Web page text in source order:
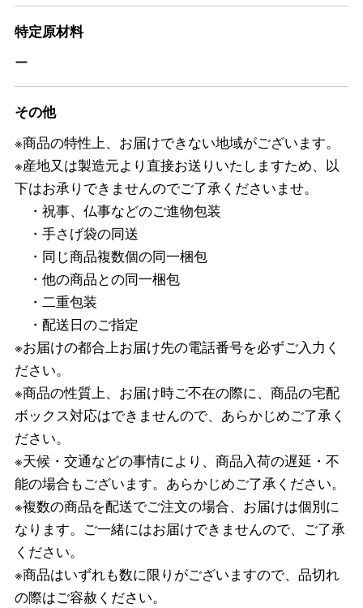
特定原材料
ー
その他
※商品の特性上、お届けできない地域がございます。
※産地又は製造元より直接お送りいたしますため、以
下はお承りできませんのでご了承くださいませ。
・祝事、仏事などのご進物包装
・手さげ袋の同送
・同じ商品複数個の同一梱包
・他の商品との同一梱包
・二重包装
・配送日のご指定
※お届けの都合上お届け先の電話番号を必ずご入力く
ださい。
※商品の性質上、お届け時ご不在の際に、商品の宅配
ボックス対応はできませんので、あらかじめご了承く
ださい。
※天候・交通などの事情により、商品入荷の遅延・不
能の場合もございます。あらかじめご了承ください。
※複数の商品を配送でご注文の場合、お届けは個別に
なります。ご一緒にはお届けできませんので、ご了承
ください。
※商品はいずれも数に限りがございますので、品切れ
の際はご容赦ください。